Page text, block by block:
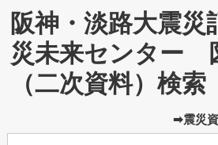
阪神・淡路大震災
災未来センター
（二次資料）検索
➡震災